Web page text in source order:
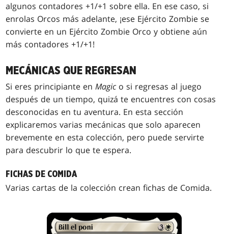
algunos contadores +1/+1 sobre ella. En ese caso, si
enrolas Orcos más adelante, ¡ese Ejército Zombie se
convierte en un Ejército Zombie Orco y obtiene aún
más contadores +1/+1!
MECÁNICAS QUE REGRESAN
Si eres principiante enMagic o si regresas al juego
después de un tiempo, quizá te encuentres con cosas
desconocidas en tu aventura. En esta sección
explicaremos varias mecánicas que solo aparecen
brevemente en esta colección, pero puede servirte
para descubrir lo que te espera.
FICHAS DE COMIDA
Varias cartas de la colección crean fichas de Comida.